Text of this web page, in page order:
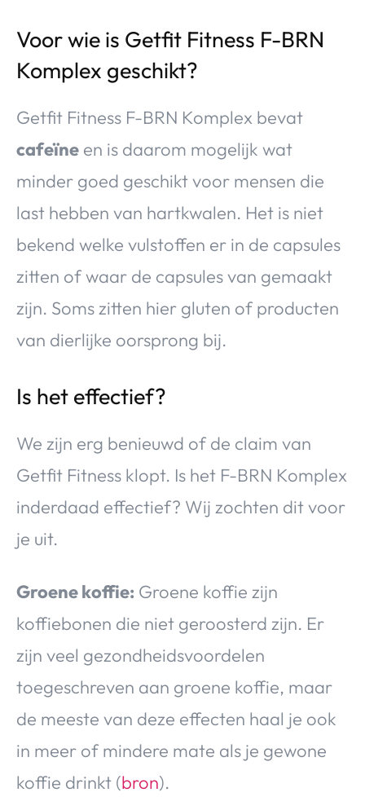
Voor wie is Getfit Fitness F-BRN
Komplex geschikt?
Getfit Fitness F-BRN Komplex bevat
cafeïne en is daarom mogelijk wat
minder goed geschikt voor mensen die
last hebben van hartkwalen. Het is niet
bekend welke vulstoffen er in de capsules
zitten of waar de capsules van gemaakt
zijn. Soms zitten hier gluten of producten
van dierlijke oorsprong bij.
Is het effectief?
We zijn erg benieuwd of de claim van
Getfit Fitness klopt. Is het F-BRN Komplex
inderdaad effectief? Wij zochten dit voor
je uit.
Groene koffie: Groene koffie zijn
koffiebonen die niet geroosterd zijn. Er
zijn veel gezondheidsvoordelen
toegeschreven aan groene koffie, maar
de meeste van deze effecten haal je ook
in meer of mindere mate als je gewone
koffie drinkt (bron).